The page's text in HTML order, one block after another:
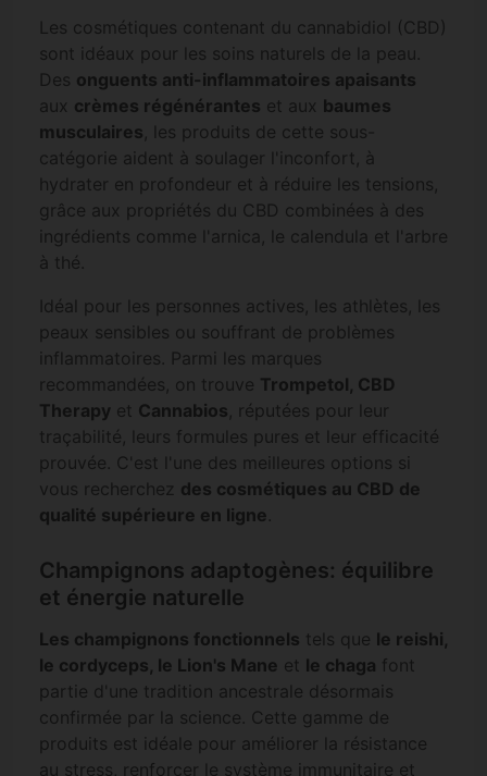
Les cosmétiques contenant du cannabidiol (CBD)
sont idéaux pour les soins naturels de la peau.
Des onguents anti-inflammatoires apaisants
aux crèmes régénérantes et aux baumes
musculaires, les produits de cette sous-
catégorie aident à soulager l'inconfort, à
hydrater en profondeur et à réduire les tensions,
grâce aux propriétés du CBD combinées à des
ingrédients comme l'arnica, le calendula et l'arbre
à thé.
Idéal pour les personnes actives, les athlètes, les
peaux sensibles ou souffrant de problèmes
inflammatoires. Parmi les marques
recommandées, on trouve Trompetol, CBD
Therapy et Cannabios, réputées pour leur
traçabilité, leurs formules pures et leur efficacité
prouvée. C'est l'une des meilleures options si
vous recherchez des cosmétiques au CBD de
qualité supérieure en ligne.
Champignons adaptogènes: équilibre
et énergie naturelle
Les champignons fonctionnels tels que le reishi,
le cordyceps, le Lion's Mane et le chaga font
partie d'une tradition ancestrale désormais
confirmée par la science. Cette gamme de
produits est idéale pour améliorer la résistance
au stress, renforcer le système immunitaire et